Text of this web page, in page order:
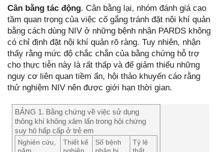
Cân bằng tác động. Cân bằng lại, nhóm đánh giá cao
tầm quan trọng của việc cố gắng tránh đặt nội khí quản
bằng cách dùng NIV ở những bệnh nhân PARDS không
có chỉ định đặt nội khí quản rõ ràng. Tuy nhiên, nhận
thấy rằng mức độ chắc chắn của bằng chứng hỗ trợ
cho thực tiễn này là rất thấp và để giảm thiểu những
nguy cơ liên quan tiềm ẩn, hội thảo khuyến cáo rằng
thử nghiệm NIV nên được giới hạn thời gian.
BẢNG 1. Bằng chứng về việc sử dụng
thông khí không xâm lấn trong hội chứng
suy hô hấp cấp ở trẻ em
Nghiên cứu,
Thiết kế
Số bệnh
Tỷ lệ